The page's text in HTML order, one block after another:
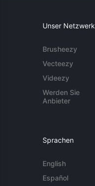
Unser Netzwerk
Brusheezy
Vecteezy
Videezy
Werden Sie
Anbieter
Sprachen
English
Español